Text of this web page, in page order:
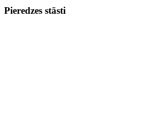
Pieredzes stāsti